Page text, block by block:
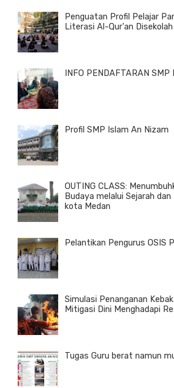
Penguatan Profil Pelajar
Literasi Al-Qur'an Disekolah
INFO PENDAFTARAN
Profil SMP Islam An Nizam
OUTING CLASS:
Budaya melalui Sejarah dan
kota Medan
Pelantikan Pengurus OSIS
Simulasi Penanganan
Mitigasi Dini Menghadapi
Tugas Guru berat namun